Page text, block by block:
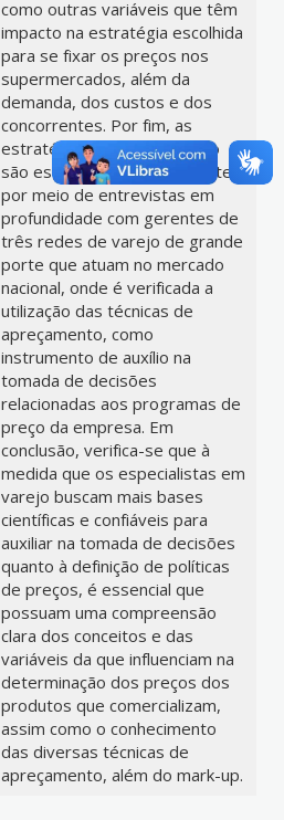
como outras variáveis que têm
impacto na estratégia escolhida
para se fixar os preços nos
supermercados, além da
demanda, dos custos e dos
concorrentes. Por fim, as
estratégias de apreçamento
são estudadas empiricamente,
por meio de entrevistas em
profundidade com gerentes de
três redes de varejo de grande
porte que atuam no mercado
nacional, onde é verificada a
utilização das técnicas de
apreçamento, como
instrumento de auxílio na
tomada de decisões
relacionadas aos programas de
preço da empresa. Em
conclusão, verifica-se que à
medida que os especialistas em
varejo buscam mais bases
científicas e confiáveis para
auxiliar na tomada de decisões
quanto à definição de políticas
de preços, é essencial que
possuam uma compreensão
clara dos conceitos e das
variáveis da que influenciam na
determinação dos preços dos
produtos que comercializam,
assim como o conhecimento
das diversas técnicas de
apreçamento, além do mark-up.